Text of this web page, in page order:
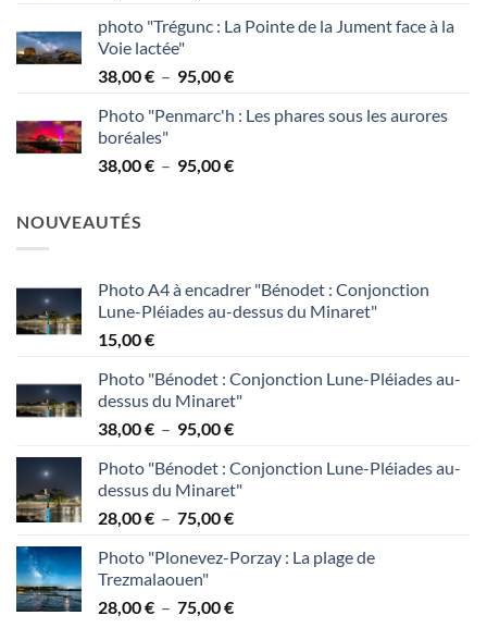
prix :
à
photo "Trégunc : La Pointe de la Jument face à la
Voie lactée"
38,00€ – 95,00€Plage
prix :
à
Photo "Penmarc'h : Les phares sous les aurores
boréales"
38,00€ – 95,00€Plage
NOUVEAUTÉS
Photo A4 à encadrer "Bénodet : Conjonction
Lune-Pléiades au-dessus du Minaret"
15,00€
Photo "Bénodet : Conjonction Lune-Pléiades au-
dessus du Minaret"
38,00€ – 95,00€Plage
prix :
38,00 €
à
Photo "Bénodet : Conjonction Lune-Pléiades au-
dessus du Minaret"
28,00€ – 75,00€Plage
prix :
à
Photo "Plonevez-Porzay : La plage de
Trezmalaouen"
28,00€ – 75,00€Plage